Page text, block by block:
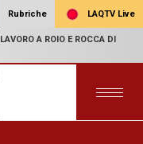
Rubriche LAQTV Live
A ROIO E ROCCA DI